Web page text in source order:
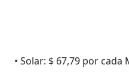
• Solar: $ 67,79 por